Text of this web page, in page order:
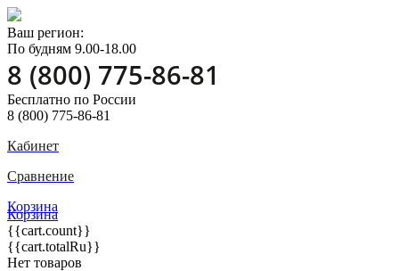
Ваш регион:
По будням 9.00-18.00
8 (800) 775-86-81
Бесплатно по России
8 (800) 775-86-81
Кабинет
Сравнение
Корзина
Корзина
{{cart.count}}
{{cart.totalRu}}
Нет товаров